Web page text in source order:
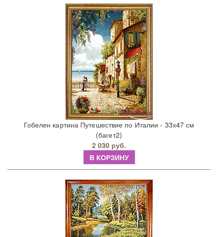
Гобелен картина Путешествие по Италии - 33х47 см
(багет2)
2 030 руб.
В КОРЗИНУ